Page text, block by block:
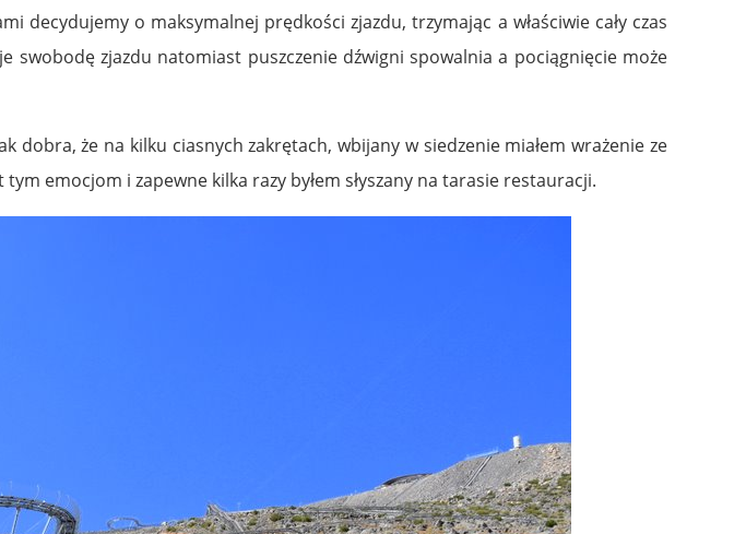
decydujemy o maksymalnej prędkości zjazdu, trzymając a właściwie cały czas
swobodę zjazdu natomiast puszczenie dźwigni spowalnia a pociągnięcie może
dobra, że na kilku ciasnych zakrętach, wbijany w siedzenie miałem wrażenie ze
emocjom i zapewne kilka razy byłem słyszany na tarasie restauracji.